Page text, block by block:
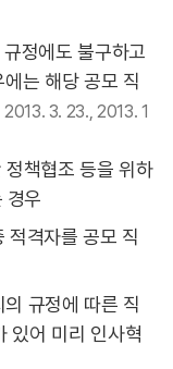
정에도 불구하고
는 해당 공모 직
2013. 3. 23., 2013. 1
정책협조 등을 위하
경우
적격자를 공모 직
규정에 따른 직
있어 미리 인사혁